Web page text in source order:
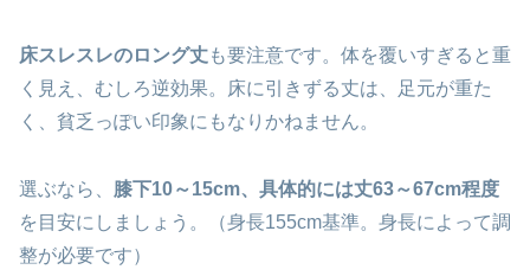
床スレスレのロング丈も要注意です。体を覆いすぎると重
く見え、むしろ逆効果。床に引きずる丈は、足元が重た
く、貧乏っぽい印象にもなりかねません。
選ぶなら、 膝下10～15cm、具体的には丈63～67cm程度
を目安にしましょう。（身長155cm基準。身長によって調
整が必要です）